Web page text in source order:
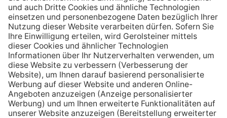
Über Nacht verliert dein Körper Flüssigkeit. Um gut in
den Tag zu starten, solltest du deshalb direkt nach dem
Aufstehen ein großes Glas Wasser trinken. Stelle dir
zum Beispiel eine Flasche Mineralwasser direkt ans
Bett, damit du dieses kleine Morgenritual sofort
durchführen kannst.
Tipp #3: Vor und während jeder Mahlzeit
ein Glas Wasser trinken